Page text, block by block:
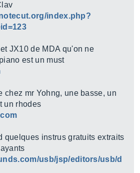
index.php?
JX10 de MDA qu'on ne
est un must
chez mr Yohng, une basse, un
un rhodes
quelques instrus gratuits extraits
usb/jsp/editors/usb/d